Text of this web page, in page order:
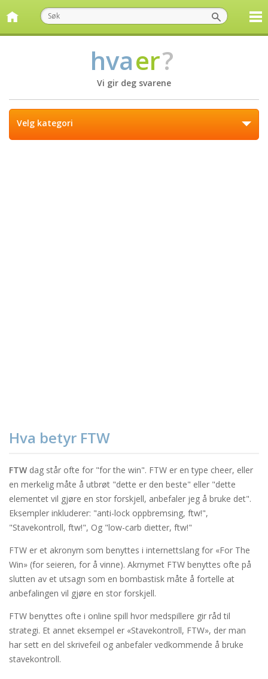
hvaer?
Vi gir deg svarene
Velg kategori
Hva betyr FTW
FTW dag står ofte for "for the win". FTW er en type cheer, eller
en merkelig måte å utbrøt "dette er den beste" eller "dette
elementet vil gjøre en stor forskjell, anbefaler jeg å bruke det".
Eksempler inkluderer: "anti-lock oppbremsing, ftw!",
"Stavekontroll, ftw!", Og "low-carb dietter, ftw!"
FTW er et akronym som benyttes i internettslang for «For The
Win» (for seieren, for å vinne). Akrnymet FTW benyttes ofte på
slutten av et utsagn som en bombastisk måte å fortelle at
anbefalingen vil gjøre en stor forskjell.
FTW benyttes ofte i online spill hvor medspillere gir råd til
strategi. Et annet eksempel er «Stavekontroll, FTW», der man
har sett en del skrivefeil og anbefaler vedkommende å bruke
stavekontroll.